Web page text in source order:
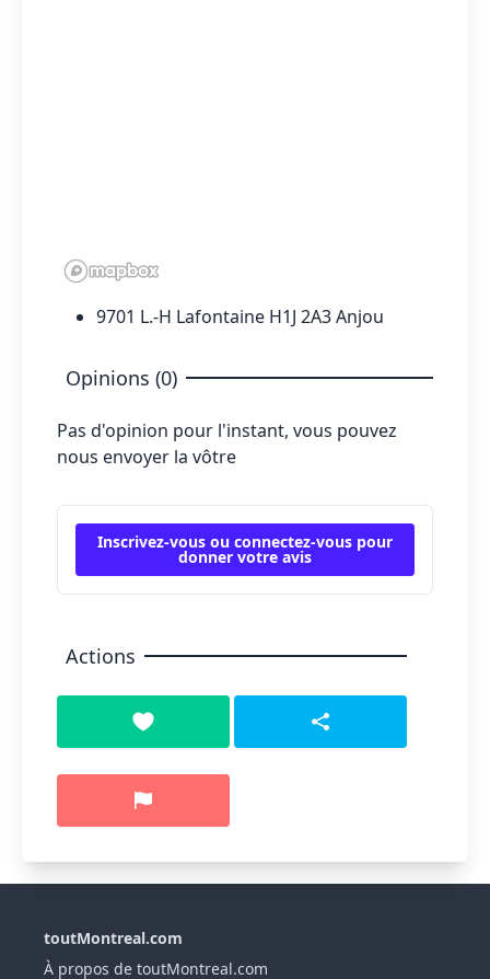
9701 L.-H Lafontaine H1J 2A3 Anjou
Opinions (0)
Pas d'opinion pour l'instant, vous pouvez
nous envoyer la vôtre
Inscrivez-vous ou connectez-vous pour
donner votre avis
Actions
toutMontreal.com
À propos de toutMontreal.com